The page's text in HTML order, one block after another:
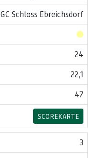
GC Schloss Ebreichsdorf
24
22,1
47
SCOREKARTE
3